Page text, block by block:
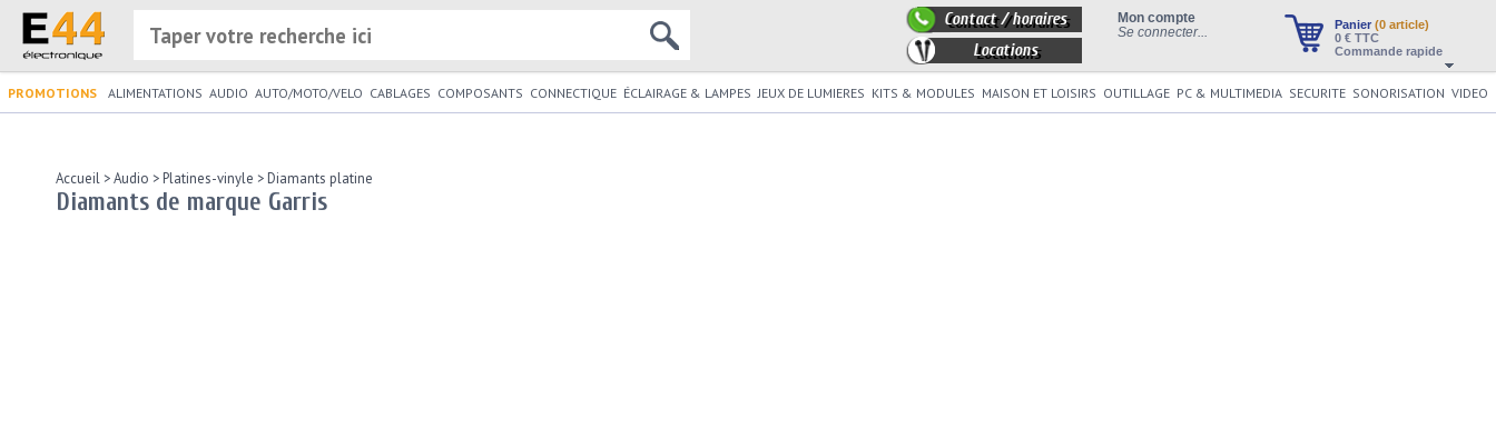
Panier (0 article)
0 € TTC
Commande rapide
Mon compte
Se connecter...
Contact / horaires
Locations
PROMOTIONS ALIMENTATIONS AUDIO AUTO/MOTO/VELO CABLAGES COMPOSANTS CONNECTIQUE ÉCLAIRAGE & LAMPES JEUX DE LUMIERES KITS & MODULES MAISON ET LOISIRS OUTILLAGE PC & MULTIMEDIA SECURITE SONORISATION VIDEO
Accueil >Audio >Platines-vinyle >Diamants platine
Diamants de marque Garris